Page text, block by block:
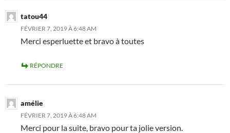
tatou44
FÉVRIER 7, 2019 À 6:48 AM
Merci esperluette et bravo à toutes
RÉPONDRE
amélie
FÉVRIER 7, 2019 À 6:48 AM
Merci pour la suite, bravo pour ta jolie version.